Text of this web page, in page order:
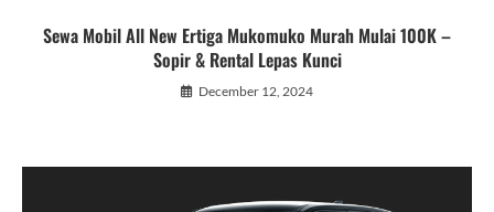
Sewa Mobil All New Ertiga Mukomuko Murah Mulai 100K –
Sopir & Rental Lepas Kunci
December 12, 2024